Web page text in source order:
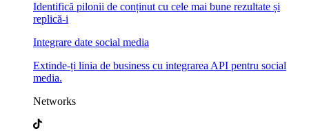
Identifică pilonii de conținut cu cele mai bune rezultate și
replică-i
Integrare date social media
Extinde-ți linia de business cu integrarea API pentru social
media.
Networks